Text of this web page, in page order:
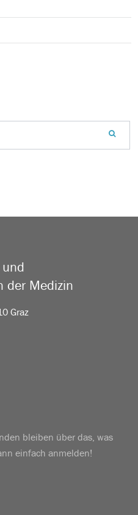
der Medizin
Graz
bleiben über das, was
einfach anmelden!